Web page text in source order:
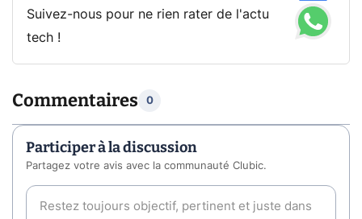
Suivez-nous pour ne rien rater de l'actu
tech !
Commentaires 0
Participer à la discussion
Partagez votre avis avec la communauté Clubic.